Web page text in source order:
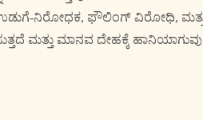
ನಿರೋಧಕ, ಫೌಲಿಂಗ್ ವಿರೋಧಿ, ಮತ್ತು
ಮತ್ತು ಮಾನವ ದೇಹಕ್ಕೆ